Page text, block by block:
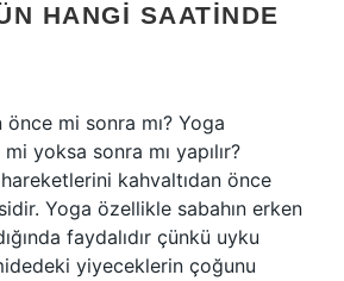
HANGI SAATINDE
mi sonra mı? Yoga
yoksa sonra mı yapılır?
kahvaltıdan önce
Yoga özellikle sabahın erken
faydalıdır çünkü uyku
yiyeceklerin çoğunu